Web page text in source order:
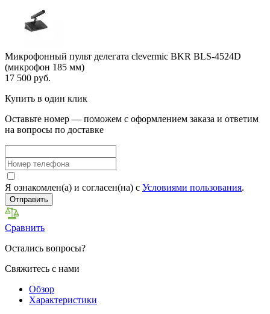
Микрофонный пульт делегата clevermic BKR BLS-4524D
(микрофон 185 мм)
17 500 руб.
Купить в один клик
Оставьте номер — поможем с оформлением заказа и ответим
на вопросы по доставке
Я ознакомлен(а) и согласен(на) с Условиями пользования.
Отправить
Сравнить
Остались вопросы?
Свяжитесь с нами
Обзор
Характеристики